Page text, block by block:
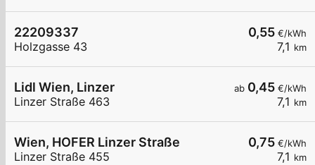
0,55 €/kWh
7,1 km
22209337
Holzgasse 43
ab 0,45 €/kWh
7,1 km
Lidl Wien, Linzer
Linzer Straße 463
0,75 €/kWh
7,1 km
Wien, HOFER Linzer Straße
Linzer Straße 455